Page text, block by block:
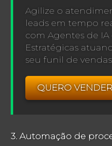
Agilize o
leads em tempo
com Agentes de
Estratégicas
seu funil de
QUERO
3. Automação de